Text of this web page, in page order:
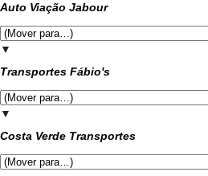
Auto Viação Jabour
▼
Transportes Fábio's
▼
Costa Verde Transportes